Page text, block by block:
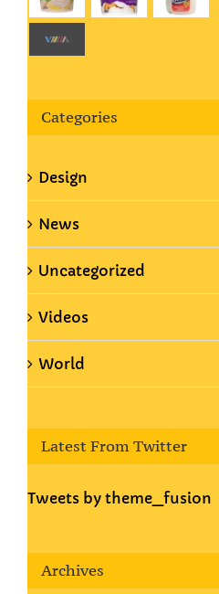
Categories
Design
News
Uncategorized
Videos
World
Latest From Twitter
Tweets by theme_fusion
Archives